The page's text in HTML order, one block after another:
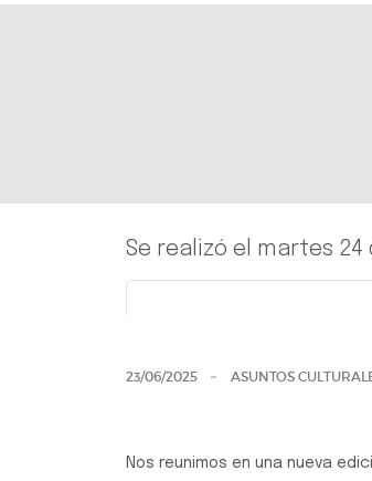
Se realizó el martes 24
23/06/2025 ASUNTOS
Nos reunimos en una nueva